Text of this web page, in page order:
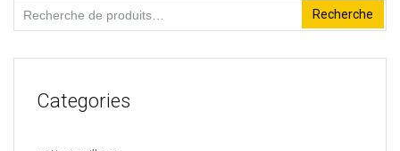
Recherche
pour :
Recherche
Categories